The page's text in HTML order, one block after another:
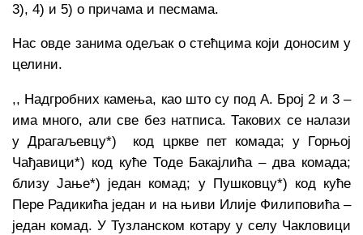
3), 4) и 5) о причама и песмама.
Нас овде занима одељак о стећцима који доносим у
целини.
,, Надгробних камења, као што су под А. Број 2 и 3 –
има много, али све без натписа. Такових се налази
у Драгаљевцу*) код цркве пет комада; у Горњој
Чађавици*) код куће Тоде Бакајлића – два комада;
близу Јање*) један комад; у Пушковцу*) код куће
Пере Радикића један и на њиви Илије Филиповића –
један комад. У Тузланском котару у селу Чакловици